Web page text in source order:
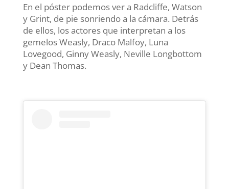
En el póster podemos ver a Radcliffe, Watson
y Grint, de pie sonriendo a la cámara. Detrás
de ellos, los actores que interpretan a los
gemelos Weasly, Draco Malfoy, Luna
Lovegood, Ginny Weasly, Neville Longbottom
y Dean Thomas.